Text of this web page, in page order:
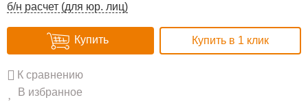
б/н расчет (для юр. лиц)
Купить Купить в 1 клик
К сравнению
В избранное